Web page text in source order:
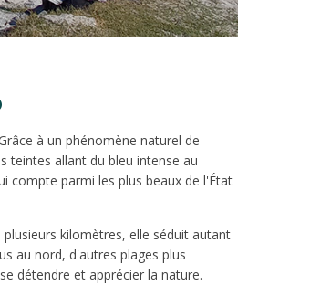
à un phénomène naturel de
teintes allant du bleu intense au
compte parmi les plus beaux de l'État
kilomètres, elle séduit autant
au nord, d'autres plages plus
détendre et apprécier la nature.